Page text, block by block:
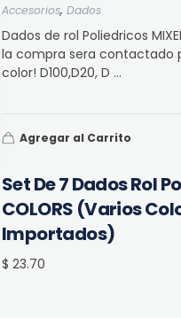
Set De 7 Dados Rol
COLORS (varios
Importados)
$ 23.70
Accesorios, Dados
Dados de rol Poliedricos
la compra sera contactado
color! D100,D20, D ...
Agregar al Carrito